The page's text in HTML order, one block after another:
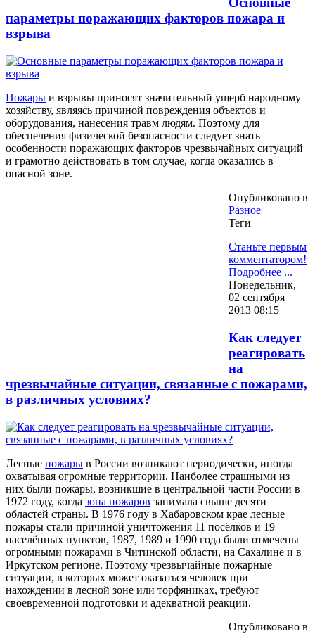
параметры поражающих факторов пожара и
взрыва
Пожары и взрывы приносят значительный ущерб народному
хозяйству, являясь причиной повреждения объектов и
оборудования, нанесения травм людям. Поэтому для
обеспечения физической безопасности следует знать
особенности поражающих факторов чрезвычайных ситуаций
и грамотно действовать в том случае, когда оказались в
опасной зоне.
Опубликовано в
Разное
Теги
Станьте первым
комментатором!
Подробнее ...
Понедельник,
02 сентября
2013 08:15
Как следует
реагировать
на
чрезвычайные ситуации, связанные с пожарами,
в различных условиях?
Лесные пожары в России возникают периодически, иногда
охватывая огромные территории. Наиболее страшными из
них были пожары, возникшие в центральной части России в
1972 году, когда зона пожаров занимала свыше десяти
областей страны. В 1976 году в Хабаровском крае лесные
пожары стали причиной уничтожения 11 посёлков и 19
населённых пунктов, 1987, 1989 и 1990 года были отмечены
огромными пожарами в Читинской области, на Сахалине и в
Иркутском регионе. Поэтому чрезвычайные пожарные
ситуации, в которых может оказаться человек при
нахождении в лесной зоне или торфяниках, требуют
своевременной подготовки и адекватной реакции.
Опубликовано в